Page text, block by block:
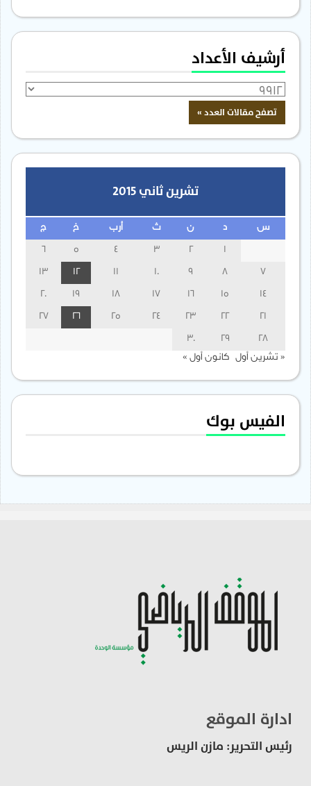
أرشيف الأعداد
تشرين ثاني 2015
س ن ث أرب خ ج
3
13
14
15
16
17
18
19
20
21
22
23
24
25
26
27
28
29
30
« تشرين أول كانون أول »
الفيس بوك
ادارة الموقع
رئيس التحرير: مازن الريس